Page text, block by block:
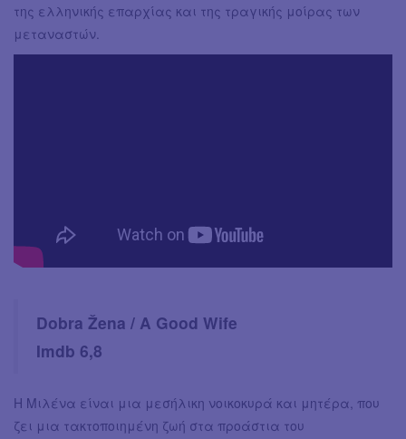
της ελληνικής επαρχίας και της τραγικής μοίρας των
μεταναστών.
Dobra Žena / A Good Wife
Imdb 6,8
Η Μιλένα είναι μια μεσήλικη νοικοκυρά και μητέρα, που
ζει μια τακτοποιημένη ζωή στα προάστια του